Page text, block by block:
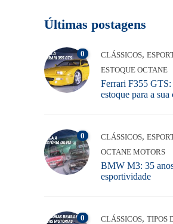
Últimas postagens
0 CLÁSSICOS,
ESTOQUE OCTANE
Ferrari F355 GTS:
estoque para a sua
0 CLÁSSICOS,
OCTANE MOTORS
BMW M3: 35
esportividade
0 CLÁSSICOS, TIPOS